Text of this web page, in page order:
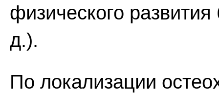
физического развития
д.).
По локализации